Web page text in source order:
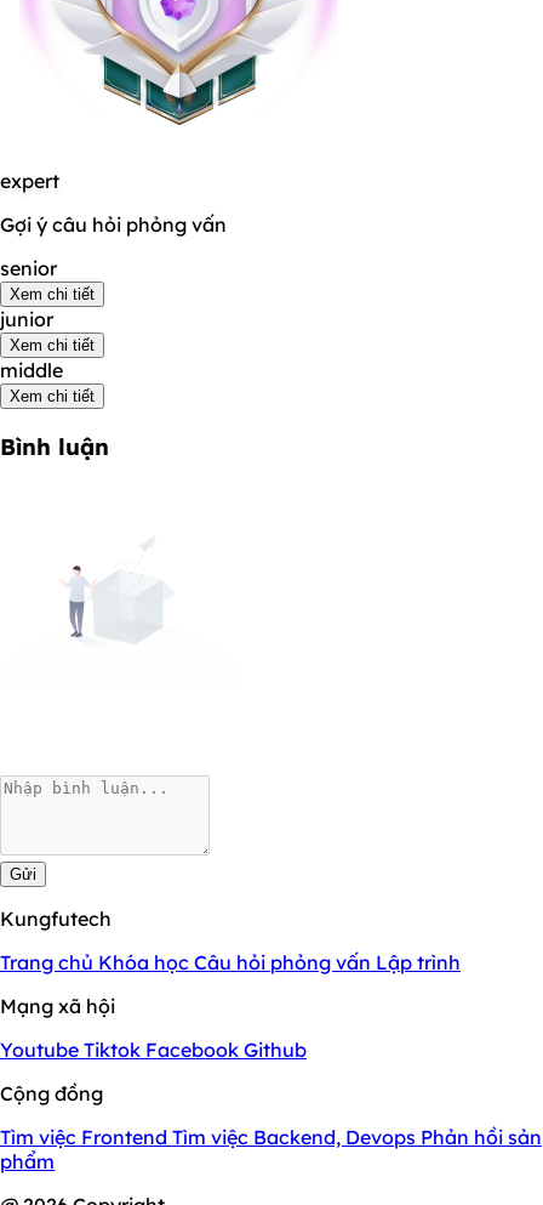
expert
Gợi ý câu hỏi phỏng vấn
senior
Xem chi tiết
junior
Xem chi tiết
middle
Xem chi tiết
Bình luận
Gửi
Kungfutech
Trang chủ Khóa học Câu hỏi phỏng vấn Lập trình
Mạng xã hội
Youtube Tiktok Facebook Github
Cộng đồng
Tìm việc Frontend Tìm việc Backend, Devops Phản hồi sản
phẩm